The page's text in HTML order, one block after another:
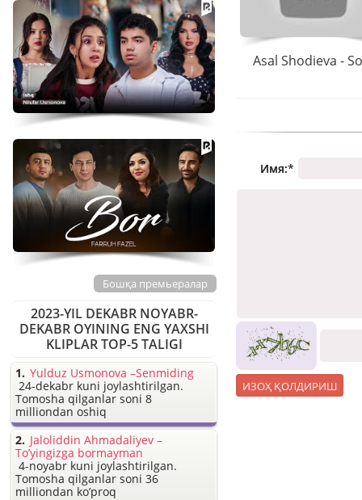
Asal Shodieva -
Имя:*
Бошқа премьералар
2023-YIL DEKABR NOYABR-
DEKABR OYINING ENG YAXSHI
KLIPLAR TOP-5 TALIGI
Yulduz Usmonova –Senmiding
24-dekabr kuni joylashtirilgan.
Tomosha qilganlar soni 8
milliondan oshiq
Jaloliddin Ahmadaliyev –
To’yingizga bormayman
4-noyabr kuni joylashtirilgan.
Tomosha qilganlar soni 36
milliondan ko’proq